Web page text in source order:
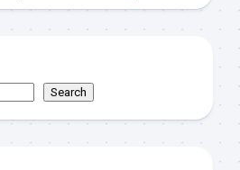
Search